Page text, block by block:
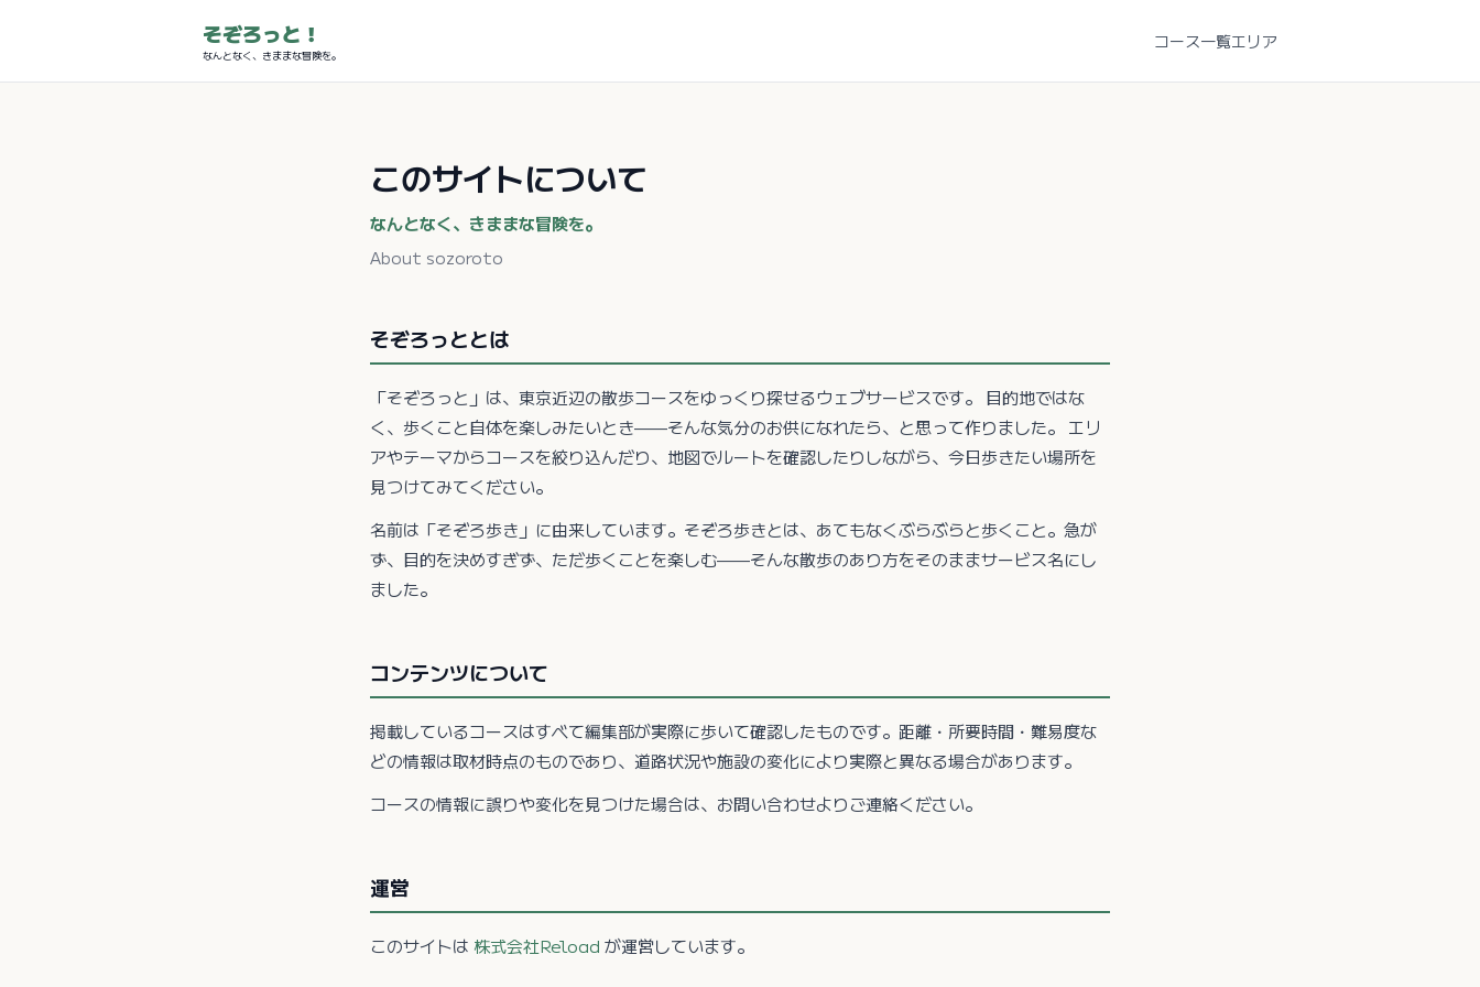
そぞろっと！
なんとなく、きままな冒険を。
コース一覧エリア
このサイトについて
なんとなく、きままな冒険を。
About sozoroto
そぞろっととは
「そぞろっと」は、東京近辺の散歩コースをゆっくり探せるウェブサービスです。 目的地ではな
く、歩くこと自体を楽しみたいとき——そんな気分のお供になれたら、と思って作りました。 エリ
アやテーマからコースを絞り込んだり、地図でルートを確認したりしながら、今日歩きたい場所を
見つけてみてください。
名前は「そぞろ歩き」に由来しています。そぞろ歩きとは、あてもなくぶらぶらと歩くこと。急が
ず、目的を決めすぎず、ただ歩くことを楽しむ——そんな散歩のあり方をそのままサービス名にし
ました。
コンテンツについて
掲載しているコースはすべて編集部が実際に歩いて確認したものです。距離・所要時間・難易度な
どの情報は取材時点のものであり、道路状況や施設の変化により実際と異なる場合があります。
コースの情報に誤りや変化を見つけた場合は、お問い合わせよりご連絡ください。
運営
このサイトは 株式会社Reload が運営しています。